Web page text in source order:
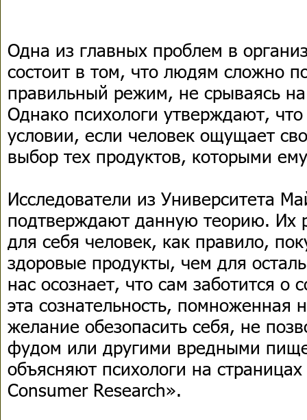
Одна из главных проблем в
состоит в том, что людям сложно
правильный режим, не срываясь
Однако психологи утверждают,
условии, если человек ощущает
выбор тех продуктов, которыми
Исследователи из Университета
подтверждают данную теорию. Их
для себя человек, как правило,
здоровые продукты, чем для
нас осознает, что сам заботится о
эта сознательность, помноженная
желание обезопасить себя, не
фудом или другими вредными
объясняют психологи на
Consumer Research».